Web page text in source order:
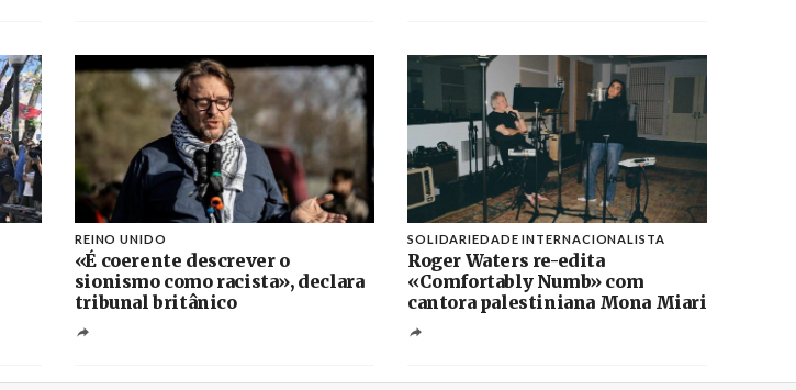
REINO UNIDO
«É coerente descrever o
sionismo como racista», declara
tribunal britânico
SOLIDARIEDADE INTERNACIONALISTA
Roger Waters re-edita
«Comfortably Numb» com
cantora palestiniana Mona Miari